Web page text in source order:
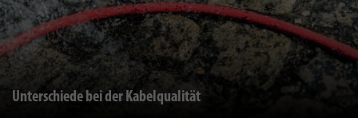
Unterschiede bei der Kabelqualität